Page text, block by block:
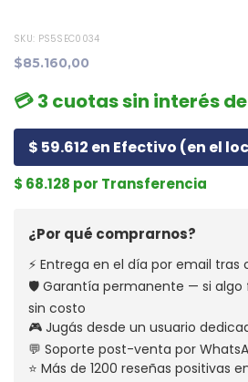
SKU: PS5SEC0034
$85.160,00
💳 3 cuotas sin interés
$ 59.612 en Efectivo (en el
$ 68.128 por Transferencia
¿Por qué comprarnos?
⚡ Entrega en el día por email
🛡️ Garantía permanente — si algo
sin costo
🎮 Jugás desde un usuario
💬 Soporte post-venta por
⭐ Más de 1200 reseñas positivas